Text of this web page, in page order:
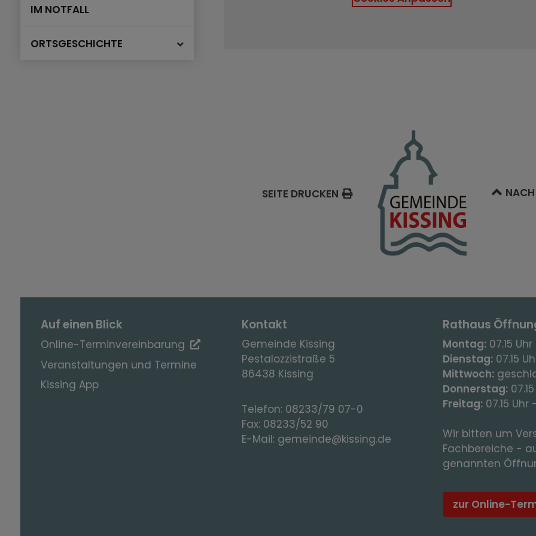
IM NOTFALL
ORTSGESCHICHTE
SEITE DRUCKEN
Auf einen Blick
Online-Terminvereinbarung
Veranstaltungen und Termine
Kissing App
Kontakt
Gemeinde Kissing
Pestalozzistraße 5
86438 Kissing
Telefon: 08233/79 07-0
Fax: 08233/52 90
E-Mail: gemeinde@kissing.de
Rathaus
Montag: 07.15
Dienstag: 07.15
Mittwoch:
Donnerstag:
Freitag: 07.15 Uhr
Wir bitten um
Fachbereiche -
genannten
zur Online-